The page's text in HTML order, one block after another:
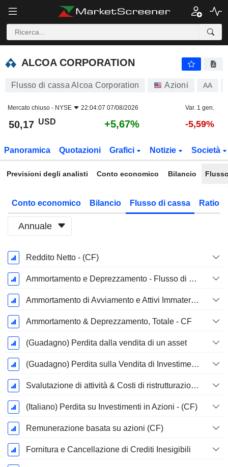
ALCOA CORPORATION
ALCOA CORPORATION
Flusso di cassa Alcoa Corporation Azioni AA
Mercato chiuso - NYSE 22:04:07 07/08/2026 Var. 1 gen.
50,17 USD +5,67% -5,59%
Panoramica Quotazioni Grafici Notizie Società
Previsioni degli analisti Conto economico Bilancio
Conto economico Bilancio Flusso di cassa Ratio
Annuale
Periodo
Fiscale:
Dicembre
Reddito Netto - (CF)
Ammortamento e Deprezzamento - Flusso di Cassa
Ammortamento di Avviamento e Attivi Immateriale - (CF) - (Specifico del Modello)
Ammortamento & Deprezzamento, Totale - CF
(Guadagno) Perdita dalla vendita di un asset
(Guadagno) Perdita sulla Vendita di Investimenti - (CF)
Svalutazione di attività & Costi di ristrutturazione
(Italiano) Perdita su Investimenti in Azioni - (CF)
Remunerazione basata su azioni (CF)
Fornitura e Cancellazione di Crediti Inesigibili